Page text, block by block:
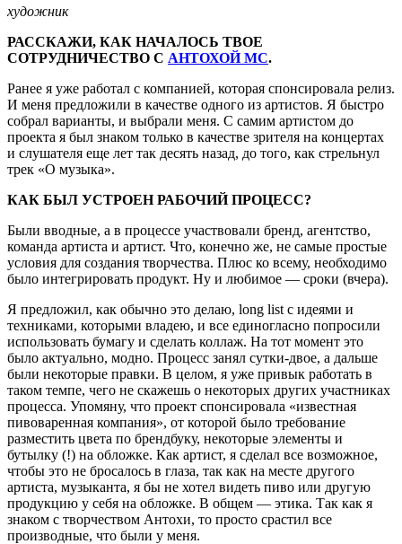
художник
РАССКАЖИ, КАК НАЧАЛОСЬ ТВОЕ
СОТРУДНИЧЕСТВО С АНТОХОЙ МС.
Ранее я уже работал с компанией, которая спонсировала релиз.
И меня предложили в качестве одного из артистов. Я быстро
собрал варианты, и выбрали меня. С самим артистом до
проекта я был знаком только в качестве зрителя на концертах
и слушателя еще лет так десять назад, до того, как стрельнул
трек «О музыка».
КАК БЫЛ УСТРОЕН РАБОЧИЙ ПРОЦЕСС?
Были вводные, а в процессе участвовали бренд, агентство,
команда артиста и артист. Что, конечно же, не самые простые
условия для создания творчества. Плюс ко всему, необходимо
было интегрировать продукт. Ну и любимое — сроки (вчера).
Я предложил, как обычно это делаю, long list с идеями и
техниками, которыми владею, и все единогласно попросили
использовать бумагу и сделать коллаж. На тот момент это
было актуально, модно. Процесс занял сутки-двое, а дальше
были некоторые правки. В целом, я уже привык работать в
таком темпе, чего не скажешь о некоторых других участниках
процесса. Упомяну, что проект спонсировала «известная
пивоваренная компания», от которой было требование
разместить цвета по брендбуку, некоторые элементы и
бутылку (!) на обложке. Как артист, я сделал все возможное,
чтобы это не бросалось в глаза, так как на месте другого
артиста, музыканта, я бы не хотел видеть пиво или другую
продукцию у себя на обложке. В общем — этика. Так как я
знаком с творчеством Антохи, то просто срастил все
производные, что были у меня.